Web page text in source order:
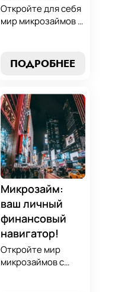
Откройте для себя
мир микрозаймов с
выбрать лучший
микрозайм,
стратегии
погашения и
обеспечить себе
финансовую
стабильность. Ваш
ключ к умным
финансам здесь!
ПОДРОБНЕЕ
Микрозайм:
ваш личный
финансовый
навигатор!
Откройте мир
микрозаймов с